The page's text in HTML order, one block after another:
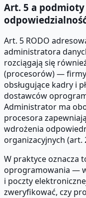
Art. 5 a
Art. 5 RODO
administratora
rozciągają się
(procesorów) —
obsługujące kadry i
dostawców
Administrator ma
procesora
wdrożenia
organizacyjnych (art.
W praktyce oznacza
oprogramowania —
i poczty
zweryfikować, czy